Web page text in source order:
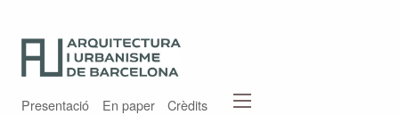
Presentació En paper Crèdits